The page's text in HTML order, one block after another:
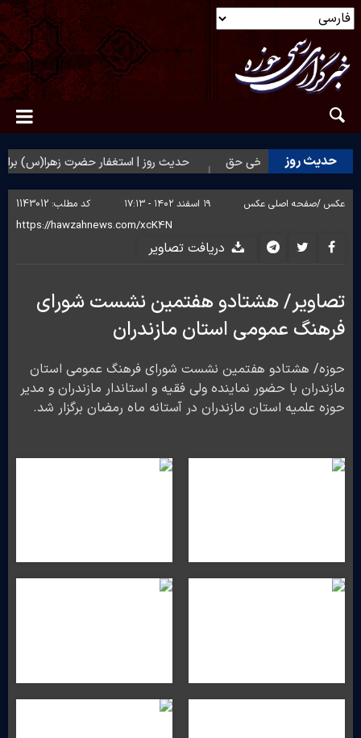
حدیث روز
| شکیبایی بر تلخی حق حدیث روز | استغفار حضرت زهرا(س) برای
عکس /صفحه اصلی عکس ۱۹ اسفند ۱۴۰۲ - ۱۷:۱۳ کد مطلب: 1143012
دریافت تصاویر
تصاویر/ هشتادو هفتمین نشست شورای
فرهنگ عمومی استان مازندران
حوزه/ هشتادو هفتمین نشست شورای فرهنگ عمومی استان
مازندران با حضور نماینده ولی فقیه و استاندار مازندران و مدیر
حوزه علمیه استان مازندران در آستانه ماه رمضان برگزار شد.